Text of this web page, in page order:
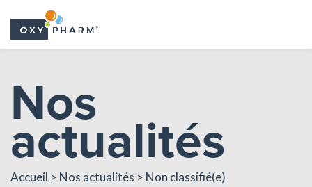
content
Nos
actualités
Accueil > Nos actualités > Non classifié(e)